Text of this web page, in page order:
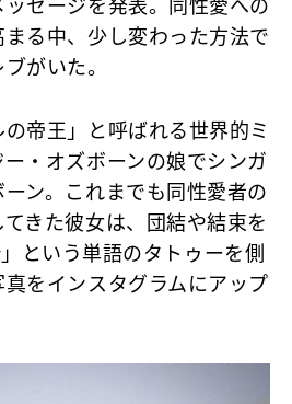
セージを発表。同性愛への
る中、少し変わった方法で
がいた。
帝王」と呼ばれる世界的ミ
・オズボーンの娘でシンガ
ン。これまでも同性愛者の
きた彼女は、団結や結束を
という単語のタトゥーを側
をインスタグラムにアップ